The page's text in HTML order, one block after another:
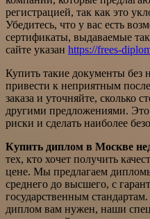
регистрацией, так как это
Убедитесь, что у вас есть
сертификаты, выдаваемые
сайте указан https://frees-
Купить такие документы
привести к неприятным
заказа и уточняйте, сколько
другими предложениями.
риски и сделать наиболее
Купить диплом в Москве
тех, кто хочет получить
цене. Мы предлагаем
среднего до высшего, с
государственным
диплом вам нужен, наши